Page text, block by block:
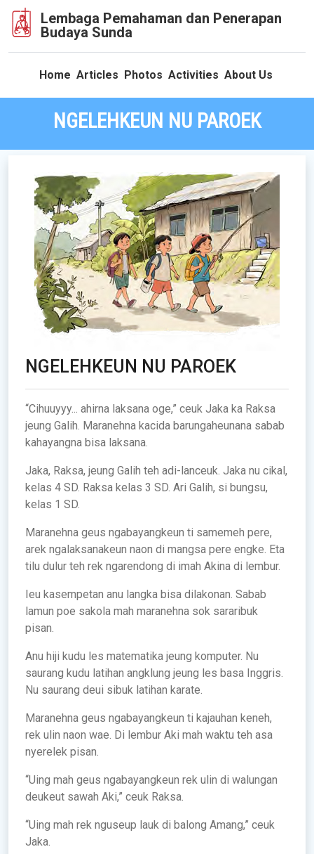
Lembaga Pemahaman dan Penerapan
Budaya Sunda
Home Articles Photos Activities About Us
NGELEHKEUN NU PAROEK
NGELEHKEUN NU PAROEK
“Cihuuyyy... ahirna laksana oge,” ceuk Jaka ka Raksa
jeung Galih. Maranehna kacida barungaheunana sabab
kahayangna bisa laksana.
Jaka, Raksa, jeung Galih teh adi-lanceuk. Jaka nu cikal,
kelas 4 SD. Raksa kelas 3 SD. Ari Galih, si bungsu,
kelas 1 SD.
Maranehna geus ngabayangkeun ti samemeh pere,
arek ngalaksanakeun naon di mangsa pere engke. Eta
tilu dulur teh rek ngarendong di imah Akina di lembur.
Ieu kasempetan anu langka bisa dilakonan. Sabab
lamun poe sakola mah maranehna sok sararibuk
pisan.
Anu hiji kudu les matematika jeung komputer. Nu
saurang kudu latihan angklung jeung les basa Inggris.
Nu saurang deui sibuk latihan karate.
Maranehna geus ngabayangkeun ti kajauhan keneh,
rek ulin naon wae. Di lembur Aki mah waktu teh asa
nyerelek pisan.
“Uing mah geus ngabayangkeun rek ulin di walungan
deukeut sawah Aki,” ceuk Raksa.
“Uing mah rek nguseup lauk di balong Amang,” ceuk
Jaka.